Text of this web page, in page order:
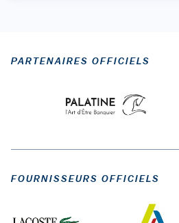
PARTENAIRES OFFICIELS
FOURNISSEURS OFFICIELS